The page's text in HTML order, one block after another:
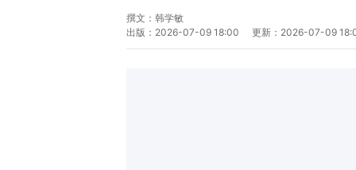
撰文： 韩学敏
出版： 2026-07-09 18:00 更新： 2026-07-09